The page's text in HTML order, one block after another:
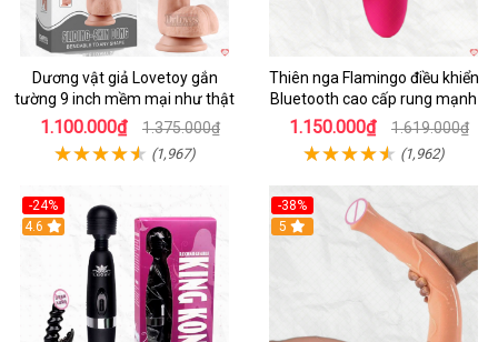
Dương vật giả Lovetoy gắn
tường 9 inch mềm mại như thật
1.100.000₫ 1.375.000₫
(1,967)
Thiên nga Flamingo điều khiển
Bluetooth cao cấp rung mạnh
1.150.000₫ 1.619.000₫
(1,962)
-24%
4.6
-38%
Hot
5